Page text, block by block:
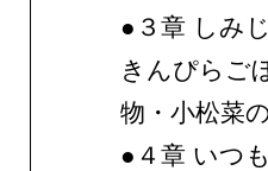
●３章 しみ
きんぴらご
物・小松菜
●４章 いつ